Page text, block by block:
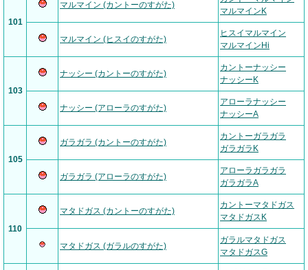
101
マルマイン (カントーのすがた)
マルマインK
マルマイン (ヒスイのすがた)
ヒスイマルマイン
マルマインHi
103
ナッシー (カントーのすがた)
カントーナッシー
ナッシーK
ナッシー (アローラのすがた)
アローラナッシー
ナッシーA
105
ガラガラ (カントーのすがた)
カントーガラガラ
ガラガラK
ガラガラ (アローラのすがた)
アローラガラガラ
ガラガラA
110
マタドガス (カントーのすがた)
カントーマタドガス
マタドガスK
マタドガス (ガラルのすがた)
ガラルマタドガス
マタドガスG